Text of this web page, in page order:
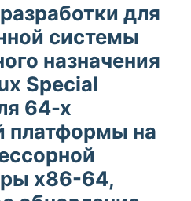
для
системы
назначения
Special
64-х
платформы на
х86-64,